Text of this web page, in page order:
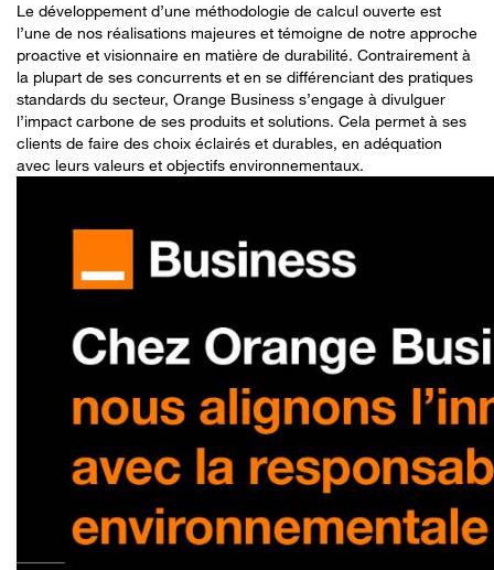
Le développement d’une méthodologie de calcul ouverte est
l’une de nos réalisations majeures et témoigne de notre approche
proactive et visionnaire en matière de durabilité. Contrairement à
la plupart de ses concurrents et en se différenciant des pratiques
standards du secteur, Orange Business s’engage à divulguer
l’impact carbone de ses produits et solutions. Cela permet à ses
clients de faire des choix éclairés et durables, en adéquation
avec leurs valeurs et objectifs environnementaux.